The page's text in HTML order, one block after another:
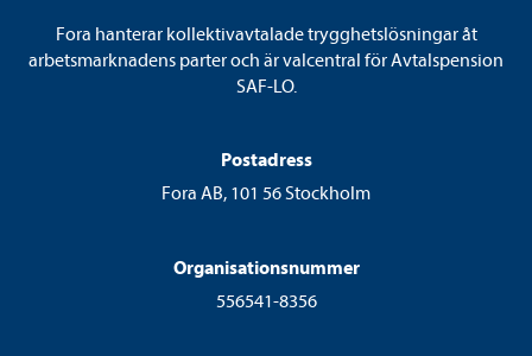
Fora hanterar kollektivavtalade trygghetslösningar åt
arbetsmarknadens parter och är valcentral för Avtalspension
SAF-LO.
Postadress
Fora AB, 101 56 Stockholm
Organisationsnummer
556541-8356